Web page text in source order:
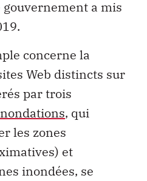
a mis
concerne la
Web distincts sur
par trois
, qui
les zones
et
inondées, se